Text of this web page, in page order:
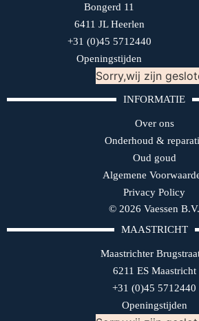
Bongerd 11
6411 JL Heerlen
+31 (0)45 5712440
Openingstijden
Sorry,wij zijn
INFORMATIE
Over ons
Onderhoud &
Oud goud
Algemene
Privacy Policy
© 2026 Vaessen B.V.
MAASTRICHT
Maastrichter
6211 ES Maastricht
+31 (0)45 5712440
Openingstijden